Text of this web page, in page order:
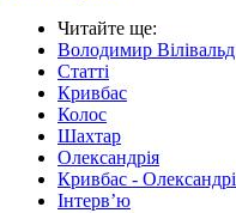
Читайте ще:
Володимир Вілівальд
Статті
Кривбас
Колос
Шахтар
Олександрія
Кривбас -
Інтерв’ю